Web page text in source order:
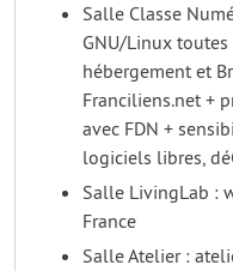
Salle Classe
GNU/Linux
hébergement et
Franciliens.net +
avec FDN +
logiciels libres,
Salle LivingLab :
France
Salle Atelier :